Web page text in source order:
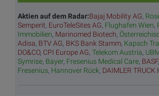
Aktien auf dem Radar:Bajaj Mobility AG,
Semperit, EuroTeleSites AG, Flughafen Wien,
Immobilien, Marinomed Biotech,
Adisa, BTV AG, BKS Bank Stamm, Kapsch
DO&CO, CPI Europe AG, Telekom Austria,
Symrise, Bayer, Fresenius Medical Care, BASF,
Fresenius, Hannover Rück, DAIMLER TRUCK